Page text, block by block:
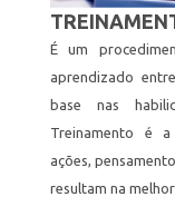
É um
aprendizado
base nas
Treinamento é a
ações,
resultam na